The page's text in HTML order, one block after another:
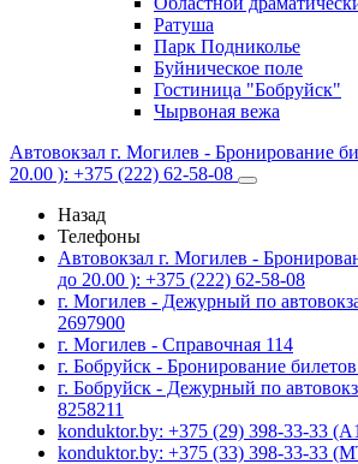
Ратуша
Парк Подниколье
Буйническое поле
Гостиница "Бобруйск"
Чырвоная вежа
Автовокзал г. Могилев - Бронирование
20.00 ): +375 (222) 62-58-08
Назад
Телефоны
Автовокзал г. Могилев -
до 20.00 ): +375 (222) 62-58-08
г. Могилев - Дежурный по
2697900
г. Могилев - Справочная 114
г. Бобруйск - Бронирование
г. Бобруйск - Дежурный по
8258211
konduktor.by: +375 (29) 398-33-33
konduktor.by: +375 (33) 398-33-33